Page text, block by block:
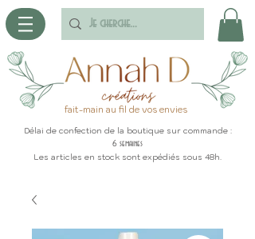
fait-main au fil de vos envies
Délai de confection de la boutique sur commande :
6 semaines
Les articles en stock sont expédiés sous 48h.